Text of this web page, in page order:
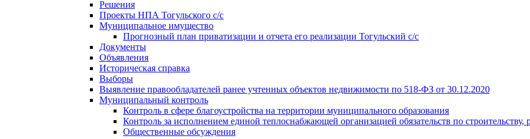
Решения
Проекты НПА Тогульского с/с
Муниципальное имущество
Прогнозный план приватизации и отчета его реализации Тогульский с/с
Документы
Объявления
Историческая справка
Выборы
Выявление правообладателей ранее учтенных объектов недвижимости по 518-ФЗ от 30.12.2020
Муниципальный контроль
Контроль в сфере благоустройства на территории муниципального образования
Контроль за исполнением единой теплоснабжающей организацией обязательств по
Общественные обсуждения